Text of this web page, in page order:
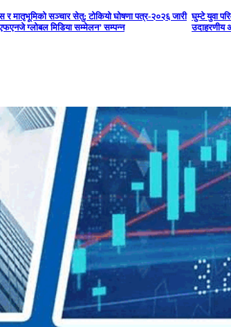
र मातृभूमिको सञ्चार सेतु: टोकियो घोषणा पत्र-२०२६ जारी
ग्लोबल मिडिया सम्मेलन’ सम्पन्न
घुम्टे युवा
उदाहरणीय